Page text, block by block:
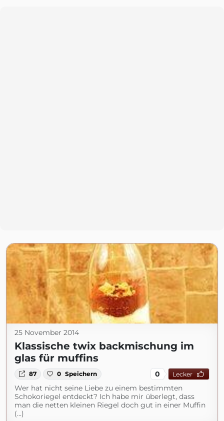
25 November 2014
Klassische twix backmischung im
glas für muffins
87 0 Speichern 0 Lecker
Wer hat nicht seine Liebe zu einem bestimmten
Schokoriegel entdeckt? Ich habe mir überlegt, dass
man die netten kleinen Riegel doch gut in einer Muffin
(...)